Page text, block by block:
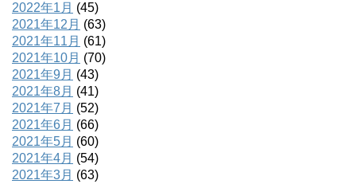
2022年1月 (45)
2021年12月 (63)
2021年11月 (61)
2021年10月 (70)
2021年9月 (43)
2021年8月 (41)
2021年7月 (52)
2021年6月 (66)
2021年5月 (60)
2021年4月 (54)
2021年3月 (63)